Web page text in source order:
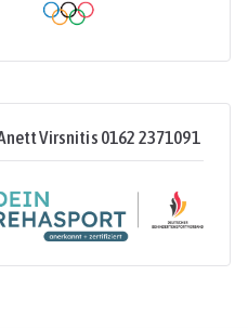
Virsnitis 0162 2371091